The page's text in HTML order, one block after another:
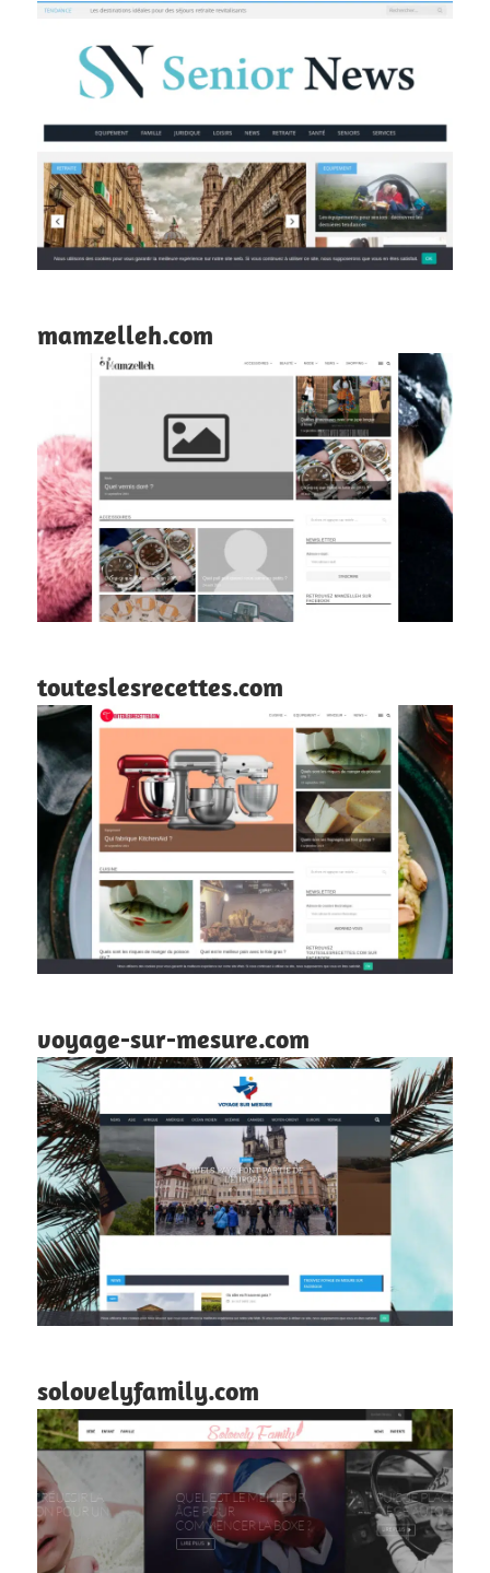
mamzelleh.com
touteslesrecettes.com
voyage-sur-mesure.com
solovelyfamily.com